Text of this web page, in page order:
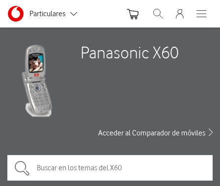
Ir a la pagina principal de vodafone.es
Menu navegación Segmento
Particulares
Pymes
Grandes empresas
y AA.PP.
Abrir buscador. Abre
Abre
Panasonic X60
Acceder al Comparador de móviles